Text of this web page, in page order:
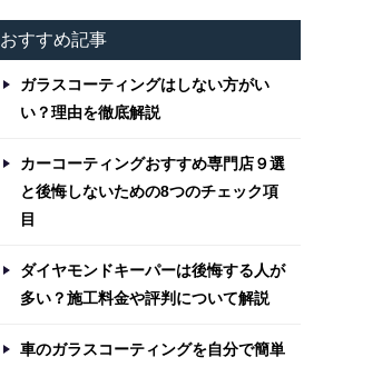
おすすめ記事
ガラスコーティングはしない方がい
い？理由を徹底解説
カーコーティングおすすめ専門店９選
と後悔しないための8つのチェック項
目
ダイヤモンドキーパーは後悔する人が
多い？施工料金や評判について解説
車のガラスコーティングを自分で簡単